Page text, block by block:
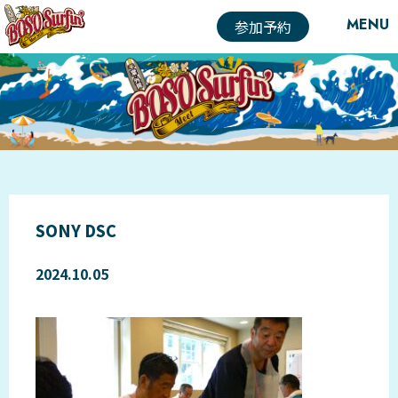
参加予約 MENU
SONY DSC
2024.10.05